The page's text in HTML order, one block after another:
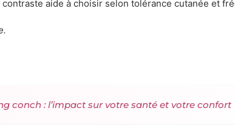
aide à choisir selon tolérance cutanée et
conch : l’impact sur votre santé et votre confort